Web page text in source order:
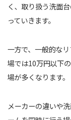
く、取り扱う洗面
っていきます。
一方で、一般的な
場では10万円以下
場が多くなります。
メーカーの違いや